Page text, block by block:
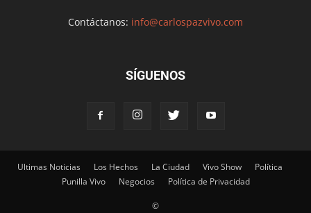
Contáctanos: info@carlospazvivo.com
SÍGUENOS
Ultimas Noticias Los Hechos La Ciudad Vivo Show
Política
Punilla Vivo
Negocios Política de Privacidad
©